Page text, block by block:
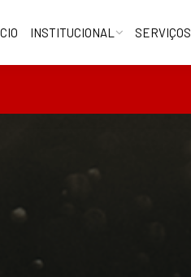
INSTITUCIONAL SERVIÇOS